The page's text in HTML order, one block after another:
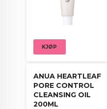
KJØP
ANUA HEARTLEAF
PORE CONTROL
CLEANSING OIL
200ML